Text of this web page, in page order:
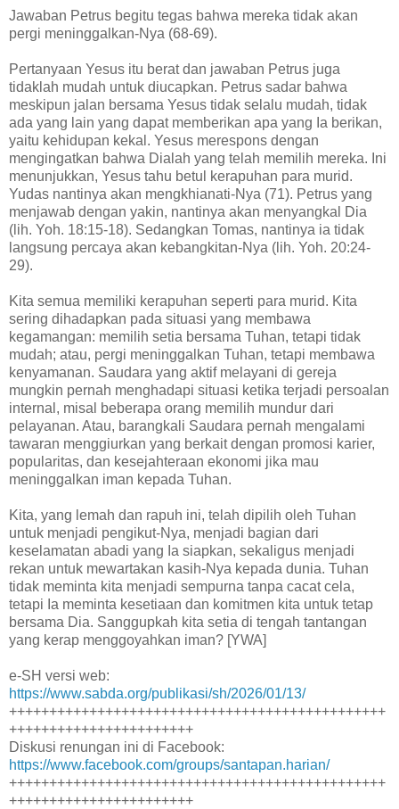
Jawaban Petrus begitu tegas bahwa mereka tidak akan
pergi meninggalkan-Nya (68-69).
Pertanyaan Yesus itu berat dan jawaban Petrus juga
tidaklah mudah untuk diucapkan. Petrus sadar bahwa
meskipun jalan bersama Yesus tidak selalu mudah, tidak
ada yang lain yang dapat memberikan apa yang Ia berikan,
yaitu kehidupan kekal. Yesus merespons dengan
mengingatkan bahwa Dialah yang telah memilih mereka. Ini
menunjukkan, Yesus tahu betul kerapuhan para murid.
Yudas nantinya akan mengkhianati-Nya (71). Petrus yang
menjawab dengan yakin, nantinya akan menyangkal Dia
(lih. Yoh. 18:15-18). Sedangkan Tomas, nantinya ia tidak
langsung percaya akan kebangkitan-Nya (lih. Yoh. 20:24-
29).
Kita semua memiliki kerapuhan seperti para murid. Kita
sering dihadapkan pada situasi yang membawa
kegamangan: memilih setia bersama Tuhan, tetapi tidak
mudah; atau, pergi meninggalkan Tuhan, tetapi membawa
kenyamanan. Saudara yang aktif melayani di gereja
mungkin pernah menghadapi situasi ketika terjadi persoalan
internal, misal beberapa orang memilih mundur dari
pelayanan. Atau, barangkali Saudara pernah mengalami
tawaran menggiurkan yang berkait dengan promosi karier,
popularitas, dan kesejahteraan ekonomi jika mau
meninggalkan iman kepada Tuhan.
Kita, yang lemah dan rapuh ini, telah dipilih oleh Tuhan
untuk menjadi pengikut-Nya, menjadi bagian dari
keselamatan abadi yang Ia siapkan, sekaligus menjadi
rekan untuk mewartakan kasih-Nya kepada dunia. Tuhan
tidak meminta kita menjadi sempurna tanpa cacat cela,
tetapi Ia meminta kesetiaan dan komitmen kita untuk tetap
bersama Dia. Sanggupkah kita setia di tengah tantangan
yang kerap menggoyahkan iman? [YWA]
e-SH versi web:
https://www.sabda.org/publikasi/sh/2026/01/13/
+++++++++++++++++++++++++++++++++++++++++++++++
+++++++++++++++++++++++
Diskusi renungan ini di Facebook:
https://www.facebook.com/groups/santapan.harian/
+++++++++++++++++++++++++++++++++++++++++++++++
+++++++++++++++++++++++